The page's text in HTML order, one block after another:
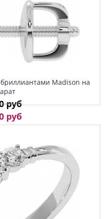
бриллиантами Madison на
руб
руб